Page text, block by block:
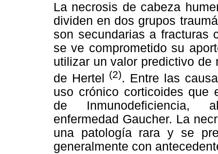
La necrosis de cabeza
dividen en dos grupos
son secundarias a fracturas
se ve comprometido su
utilizar un valor predictivo
de Hertel
(2). Entre las
uso crónico corticoides que
de Inmunodeficiencia,
enfermedad Gaucher. La
una patología rara y se
generalmente con